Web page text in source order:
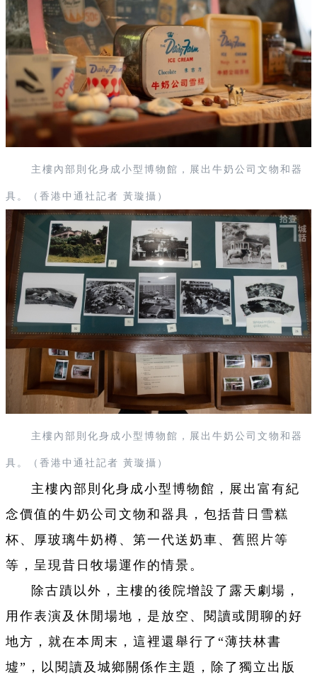
主樓內部則化身成小型博物館，展出牛奶公司文物和器
具。（香港中通社記者 黃璇攝）
主樓內部則化身成小型博物館，展出牛奶公司文物和器
具。（香港中通社記者 黃璇攝）
主樓內部則化身成小型博物館，展出富有紀
念價值的牛奶公司文物和器具，包括昔日雪糕
杯、厚玻璃牛奶樽、第一代送奶車、舊照片等
等，呈現昔日牧場運作的情景。
除古蹟以外，主樓的後院增設了露天劇場，
用作表演及休閒場地，是放空、閱讀或閒聊的好
地方，就在本周末，這裡還舉行了“薄扶林書
墟”，以閱讀及城鄉關係作主題，除了獨立出版